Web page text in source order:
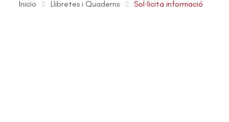
Inicio Llibretes i Quaderns Sol·licita informació